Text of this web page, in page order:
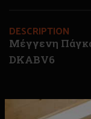
DESCRIPTION
Μέγγενη
DKABV6